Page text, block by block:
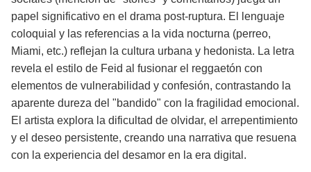
papel significativo en el drama post-ruptura. El lenguaje
coloquial y las referencias a la vida nocturna (perreo,
Miami, etc.) reflejan la cultura urbana y hedonista. La letra
revela el estilo de Feid al fusionar el reggaetón con
elementos de vulnerabilidad y confesión, contrastando la
aparente dureza del "bandido" con la fragilidad emocional.
El artista explora la dificultad de olvidar, el arrepentimiento
y el deseo persistente, creando una narrativa que resuena
con la experiencia del desamor en la era digital.